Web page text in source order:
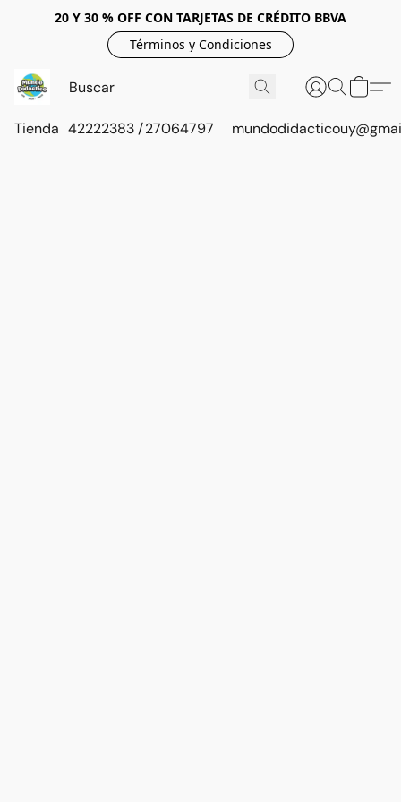
20 Y 30 % OFF CON TARJETAS DE CRÉDITO BBVA
Términos y Condiciones
Tienda 42222383 / 27064797